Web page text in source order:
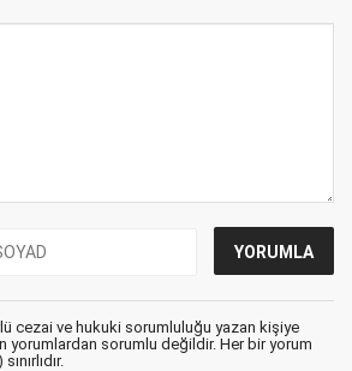
cezai ve hukuki sorumluluğu yazan kişiye
yorumlardan sorumlu değildir. Her bir yorum